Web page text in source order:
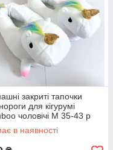
закриті тапочки
для кігурумі
чоловічі M 35-43 р
білі
в наявності